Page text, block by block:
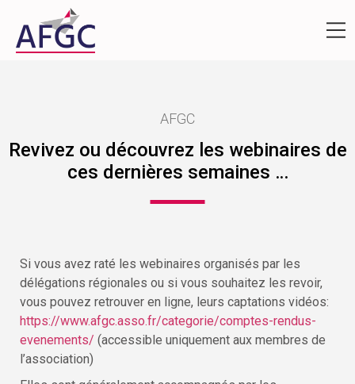
AFGC
Revivez ou découvrez les webinaires de
ces dernières semaines …
Si vous avez raté les webinaires organisés par les
délégations régionales ou si vous souhaitez les revoir,
vous pouvez retrouver en ligne, leurs captations vidéos:
https://www.afgc.asso.fr/categorie/comptes-rendus-
evenements/ (accessible uniquement aux membres de
l’association)